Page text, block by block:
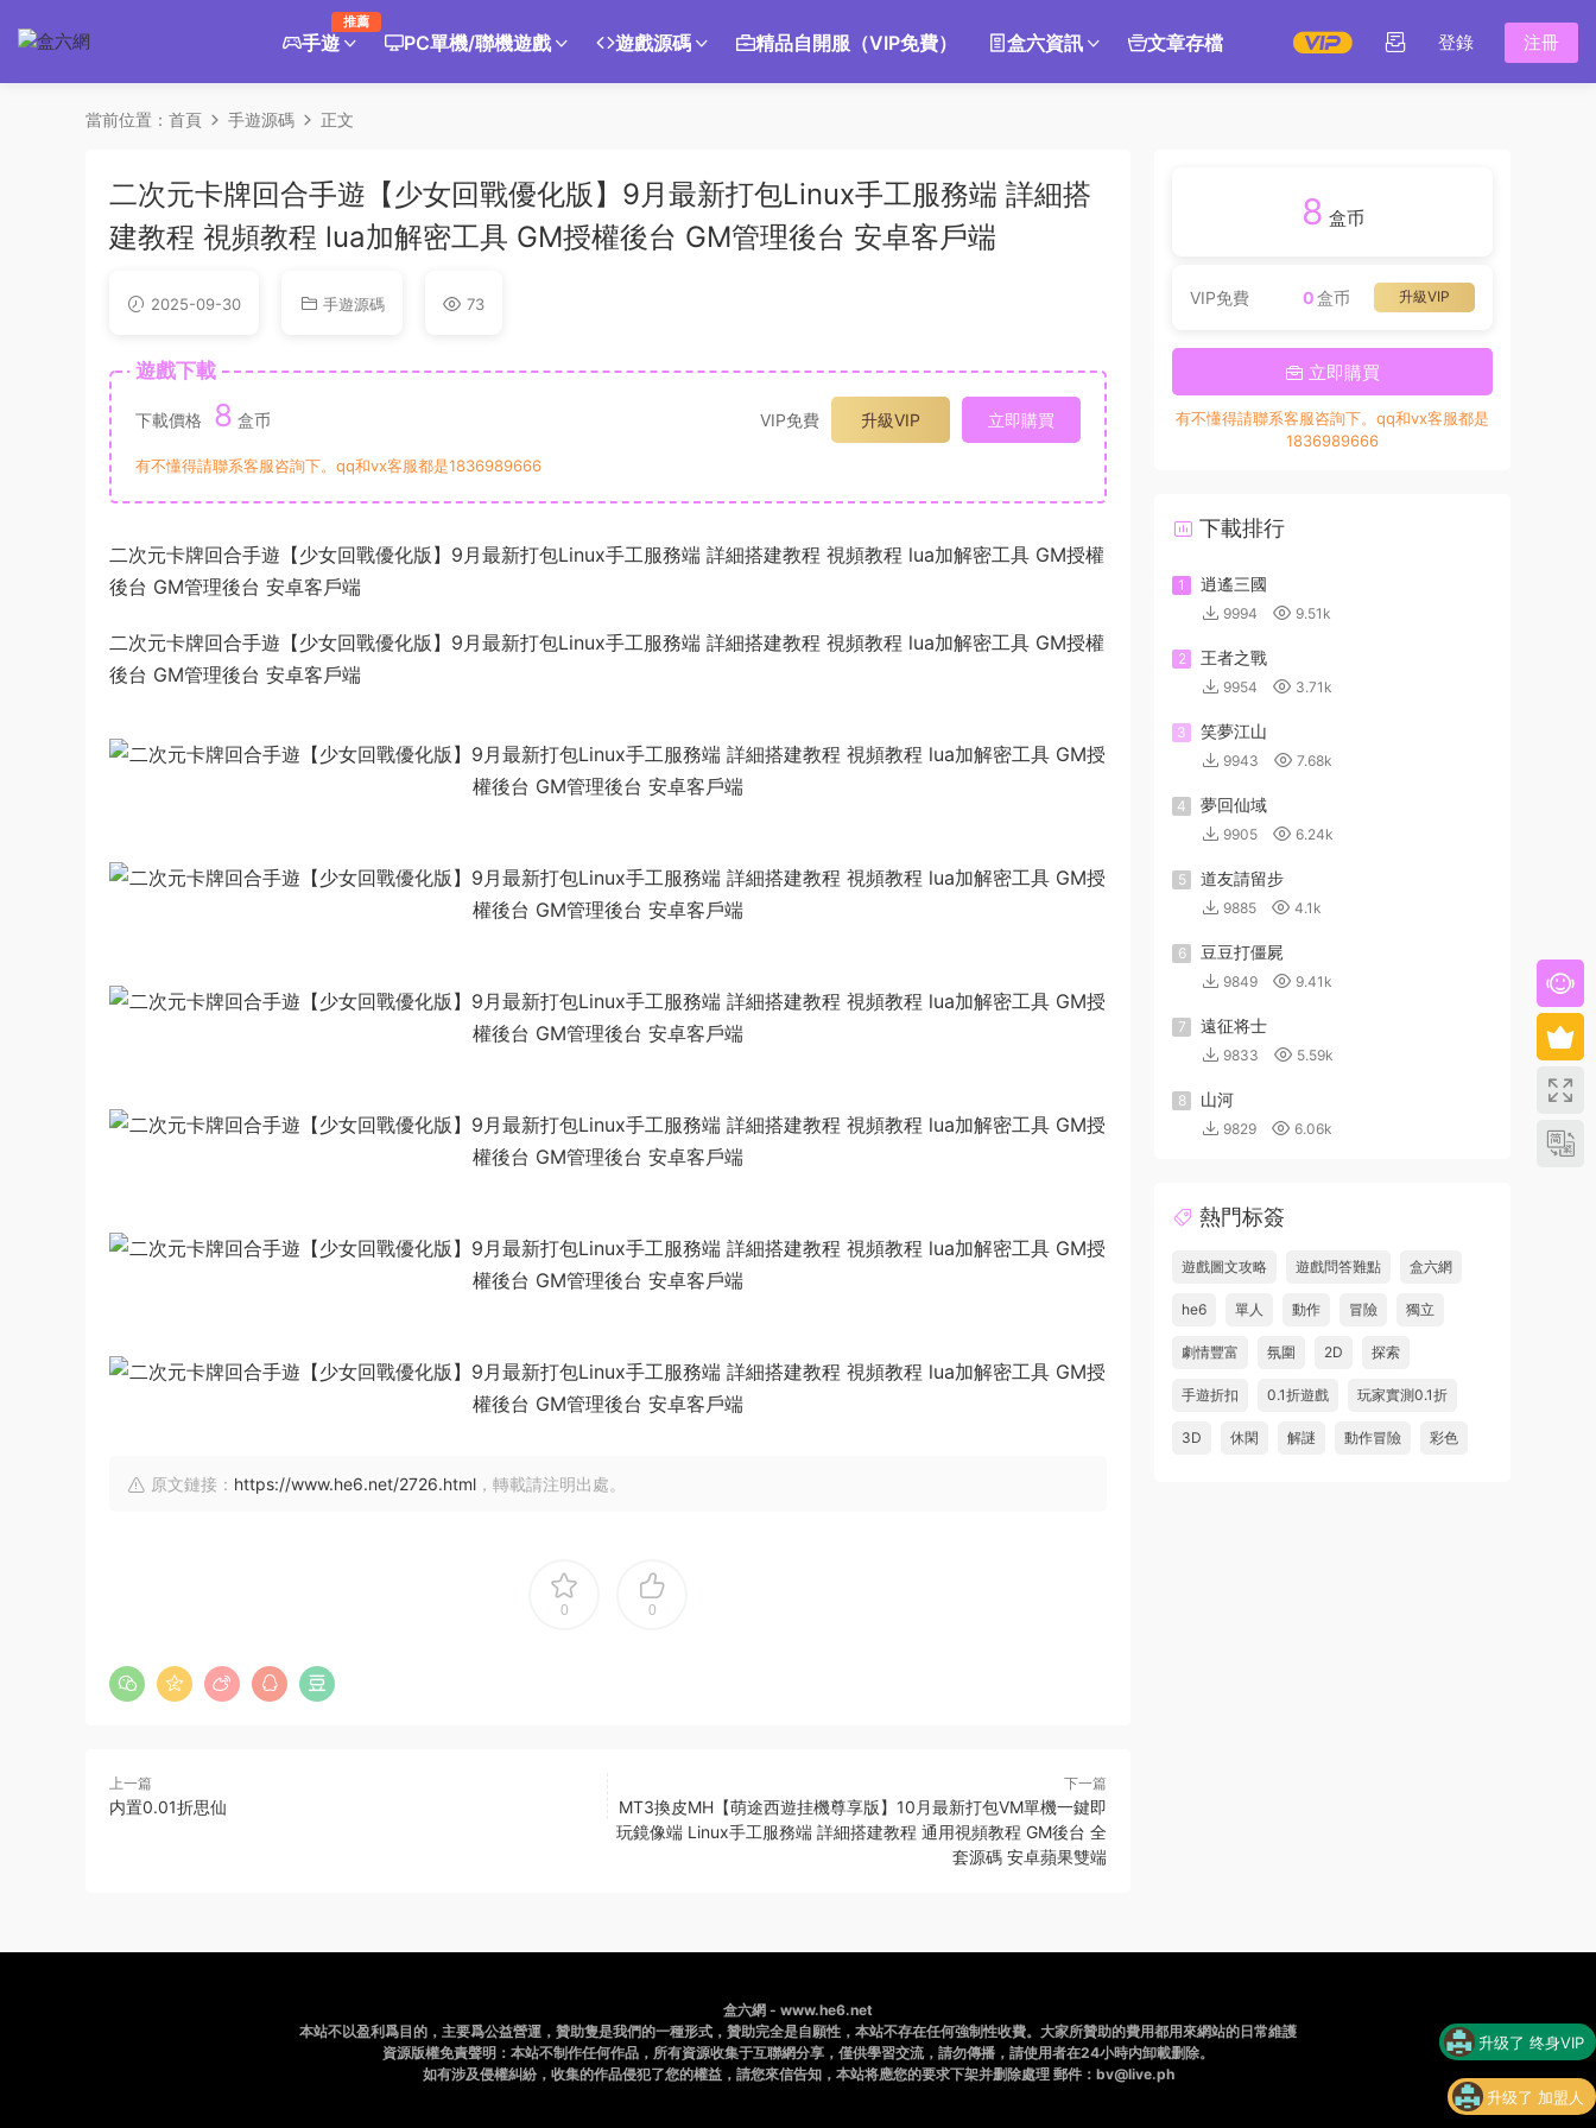
手遊
推薦
PC單機/聯機遊戲 遊戲源碼 精品自開服（VIP免費） 盒六資訊 文章存檔 登錄 注冊
當前位置： 首頁 手遊源碼 正文
二次元卡牌回合手遊【少女回戰優化版】9月最新打包Linux手工服務端 詳細搭
建教程 視頻教程 lua加解密工具 GM授權後台 GM管理後台 安卓客戶端
2025-09-30 手遊源碼 73
遊戲下載
下載價格 8 盒币 VIP免費 升級VIP 立即購買
有不懂得請聯系客服咨詢下。qq和vx客服都是1836989666
二次元卡牌回合手遊【少女回戰優化版】9月最新打包Linux手工服務端 詳細搭建教程 視頻教程 lua加解密工具 GM授權
後台 GM管理後台 安卓客戶端
二次元卡牌回合手遊【少女回戰優化版】9月最新打包Linux手工服務端 詳細搭建教程 視頻教程 lua加解密工具 GM授權
後台 GM管理後台 安卓客戶端
原文鏈接： https://www.he6.net/2726.html ，轉載請注明出處。
0 0
上一篇
内置0.01折思仙
下一篇
MT3換皮MH【萌途西遊挂機尊享版】10月最新打包VM單機一鍵即
玩鏡像端 Linux手工服務端 詳細搭建教程 通用視頻教程 GM後台 全
套源碼 安卓蘋果雙端
8 盒币
VIP免費 升級VIP
0盒币
立即購買
有不懂得請聯系客服咨詢下。qq和vx客服都是
1836989666
下載排行
1 逍遙三國
9994 9.51k
2 王者之戰
9954 3.71k
3 笑夢江山
9943 7.68k
4 夢回仙域
9905 6.24k
5 道友請留步
9885 4.1k
6 豆豆打僵屍
9849 9.41k
7 遠征将士
9833 5.59k
8 山河
9829 6.06k
熱門标簽
遊戲圖文攻略 遊戲問答難點 盒六網
he6 單人 動作 冒險 獨立
劇情豐富 氛圍 2D 探索
手遊折扣 0.1折遊戲 玩家實測0.1折
3D 休閑 解謎 動作冒險 彩色
盒六網 - www.he6.net
本站不以盈利爲目的，主要爲公益營運，贊助隻是我們的一種形式，贊助完全是自願性，本站不存在任何強制性收費。大家所贊助的費用都用來網站的日常維護
資源版權免責聲明：本站不制作任何作品，所有資源收集于互聯網分享，僅供學習交流，請勿傳播，請使用者在24小時内卸載删除。
如有涉及侵權糾紛，收集的作品侵犯了您的權益，請您來信告知，本站将應您的要求下架并删除處理 郵件：bv@live.ph
升级了 终身VIP
升级了 加盟人